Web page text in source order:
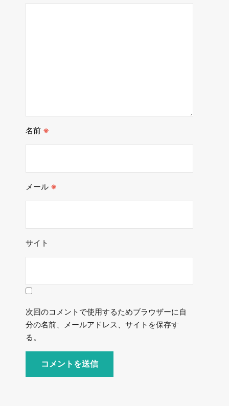
名前 ※
メール ※
サイト
次回のコメントで使用するためブラウザーに自
分の名前、メールアドレス、サイトを保存す
る。